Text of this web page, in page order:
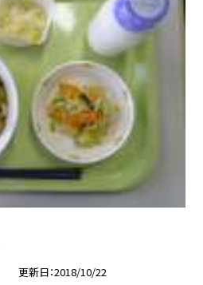
更新日 2018/10/22